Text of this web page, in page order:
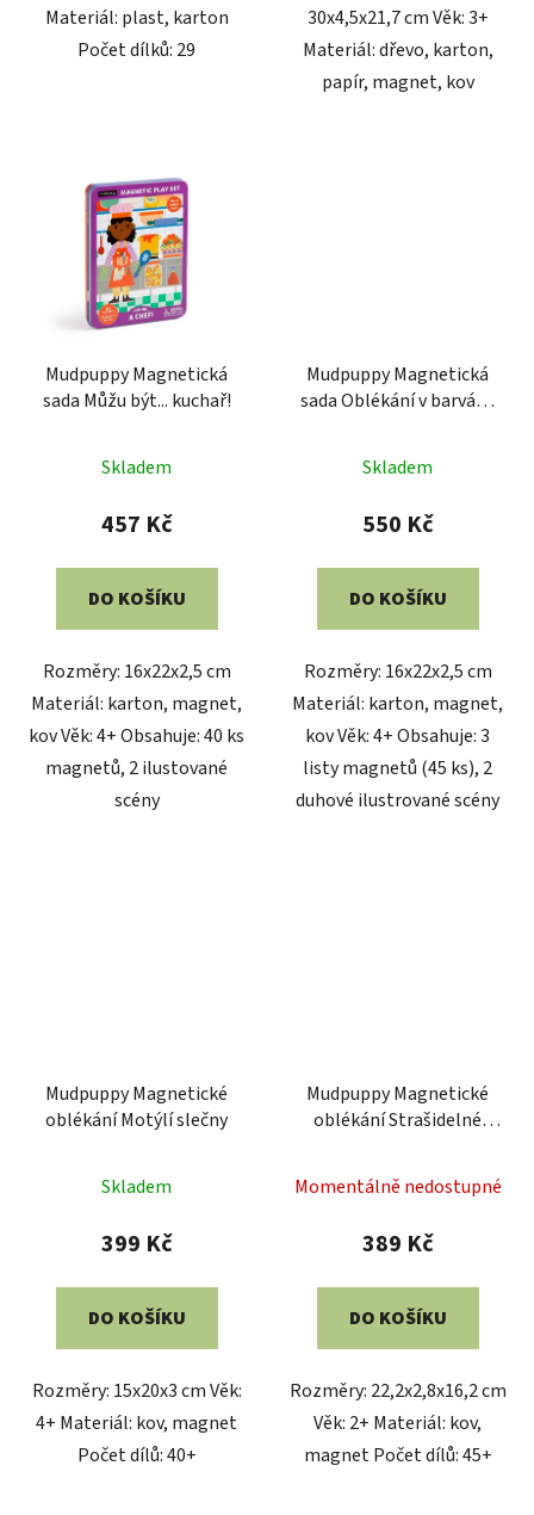
Materiál: plast, karton
Počet dílků: 29
30x4,5x21,7 cm Věk: 3+
Materiál: dřevo, karton,
papír, magnet, kov
Mudpuppy Magnetická
sada Můžu být... ​​kuchař!
Skladem
457 Kč
DO KOŠÍKU
Rozměry: 16x22x2,5 cm
Materiál: karton, magnet,
kov Věk: 4+ Obsahuje: 40 ks
magnetů, 2 ilustované
scény
Mudpuppy Magnetická
sada Oblékání v barvách
Skladem
550 Kč
DO KOŠÍKU
Rozměry: 16x22x2,5 cm
Materiál: karton, magnet,
kov Věk: 4+ Obsahuje: 3
listy magnetů (45 ks), 2
duhové ilustrované scény
Mudpuppy Magnetické
oblékání Motýlí slečny
Skladem
399 Kč
DO KOŠÍKU
Rozměry: 15x20x3 cm Věk:
4+ Materiál: kov, magnet
Počet dílů: 40+
Mudpuppy Magnetické
oblékání Strašidelné
Momentálně nedostupné
389 Kč
DO KOŠÍKU
Rozměry: 22,2x2,8x16,2 cm
Věk: 2+ Materiál: kov,
magnet Počet dílů: 45+